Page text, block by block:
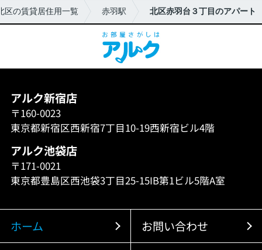
区の賃貸居住用一覧 赤羽駅 北区赤羽台３丁目のアパート
アルク新宿店
〒160-0023
東京都新宿区西新宿7丁目10-19西新宿ビル4階
アルク池袋店
〒171-0021
東京都豊島区西池袋3丁目25-15IB第1ビル5階A室
ホーム お問い合わせ